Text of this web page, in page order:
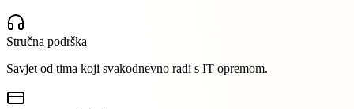
Stručna podrška
Savjet od tima koji svakodnevno radi s IT opremom.